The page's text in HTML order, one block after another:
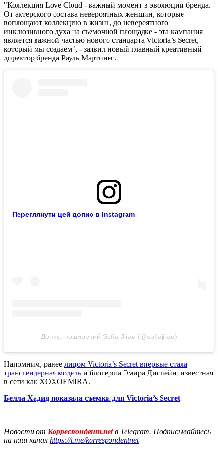
"Коллекция Love Cloud - важный момент в эволюции бренда.
От актерского состава невероятных женщин, которые
воплощают коллекцию в жизнь, до невероятного
инклюзивного духа на съемочной площадке - эта кампания
является важной частью нового стандарта Victoria’s Secret,
который мы создаем", - заявил новый главный креативный
директор бренда Рауль Мартинес.
Переглянути цей допис в Instagram
Допис, поширений Sofía Jirau (@sofiajirau)
Напомним, ранее лицом Victoria’s Secret впервые стала
трансгендерная модель и блогерша Эмира Диспейн, известная
в сети как XOXOEMIRA.
Белла Хадид показала съемки для Victoria’s Secret
Новости от Корреспондент.netв Telegram. Подписывайтесь
на наш канал https://t.me/korrespondentnet